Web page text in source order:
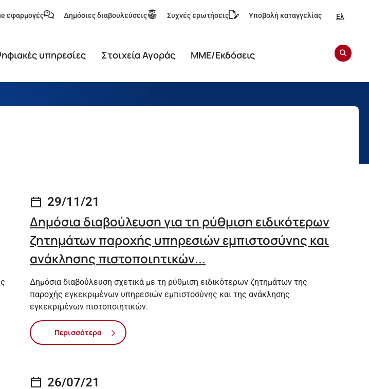
εφαρμογές Δημόσιες διαβουλεύσεις Συχνές ερωτήσεις Υποβολή καταγγελίας Ελ
υπηρεσίες Στοιχεία Αγοράς ΜΜΕ/Εκδόσεις
29/11/21
Δημόσια διαβούλευση για τη ρύθμιση ειδικότερων
ζητημάτων παροχής υπηρεσιών εμπιστοσύνης και
ανάκλησης πιστοποιητικών...
Δημόσια διαβούλευση σχετικά με τη ρύθμιση ειδικότερων ζητημάτων της
παροχής εγκεκριμένων υπηρεσιών εμπιστοσύνης και της ανάκλησης
εγκεκριμένων πιστοποιητικών.
Περισσότερα
26/07/21